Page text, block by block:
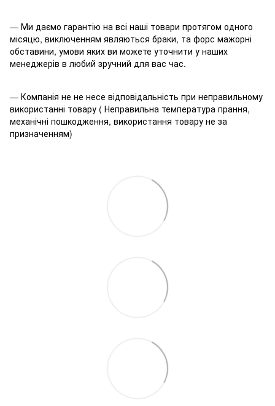
— Ми даємо гарантію на всі наші товари протягом одного
місяцю, виключенням являються браки, та форс мажорні
обставини, умови яких ви можете уточнити у наших
менеджерів в любий зручний для вас час.
— Компанія не не несе відповідальність при неправильному
використанні товару ( Неправильна температура прання,
механічні пошкодження, використання товару не за
призначенням)